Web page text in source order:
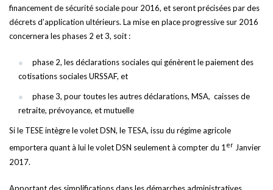
financement de sécurité sociale pour 2016, et seront précisées par des
décrets d’application ultérieurs. La mise en place progressive sur 2016
concernera les phases 2 et 3, soit :
phase 2, les déclarations sociales qui génèrent le paiement des
cotisations sociales URSSAF, et
phase 3, pour toutes les autres déclarations, MSA, caisses de
retraite, prévoyance, et mutuelle
Si le TESE intègre le volet DSN, le TESA, issu du régime agricole
emportera quant à lui le volet DSN seulement à compter du 1er Janvier
2017.
Apportant des simplifications dans les démarches administratives